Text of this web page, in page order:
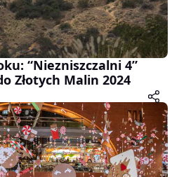
“Niezniszczalni 4”
Złotych Malin 2024